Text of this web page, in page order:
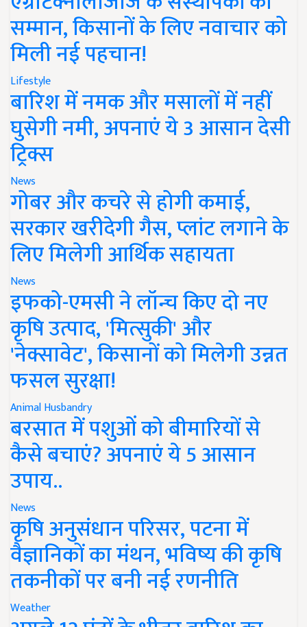
सम्मान, किसानों के लिए नवाचार को
मिली नई पहचान!
Lifestyle
बारिश में नमक और मसालों में नहीं
घुसेगी नमी, अपनाएं ये 3 आसान देसी
ट्रिक्स
News
गोबर और कचरे से होगी कमाई,
सरकार खरीदेगी गैस, प्लांट लगाने के
लिए मिलेगी आर्थिक सहायता
News
इफको-एमसी ने लॉन्च किए दो नए
कृषि उत्पाद, 'मित्सुकी' और
'नेक्सावेट', किसानों को मिलेगी उन्नत
फसल सुरक्षा!
Animal Husbandry
बरसात में पशुओं को बीमारियों से
कैसे बचाएं? अपनाएं ये 5 आसान
उपाय..
News
कृषि अनुसंधान परिसर, पटना में
वैज्ञानिकों का मंथन, भविष्य की कृषि
तकनीकों पर बनी नई रणनीति
Weather